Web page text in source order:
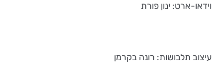
וידאו-ארט: ינון פורת
עיצוב תלבושות: רונה בקרמן